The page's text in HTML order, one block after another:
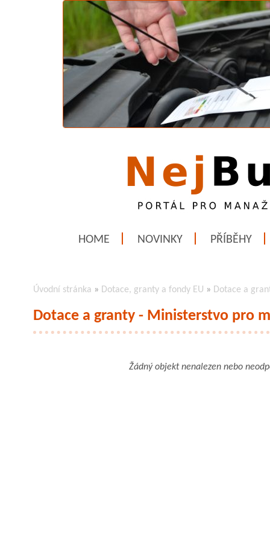
HOME NOVINKY PŘÍBĚHY
Úvodní stránka » Dotace, granty a fondy EU » Dotace a
Dotace a granty - Ministerstvo pro
Žádný objekt nenalezen nebo